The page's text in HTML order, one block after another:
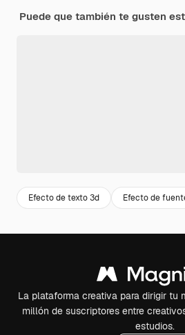
Puede que también te gusten
Efecto de texto 3d Efecto de
La plataforma creativa para dirigir tu
millón de suscriptores entre
estudios.